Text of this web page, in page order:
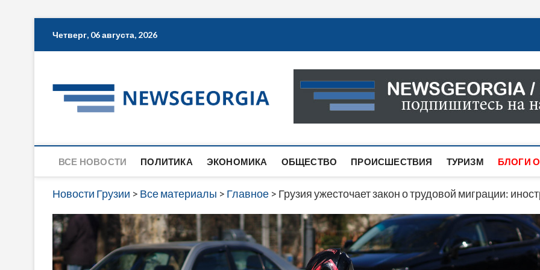
Четверг, 06 августа, 2026
Новости Грузии
САМАЯ АКТУАЛЬНАЯ ИНФОРМАЦИЯ О СОБЫТИЯХ
САЙТЕ ВЫ НАЙДЕТЕ НОВОСТИ ПОЛИТИКИ,
ВСЕ НОВОСТИ ПОЛИТИКА ЭКОНОМИКА ОБЩЕСТВО ПРОИСШЕСТВИЯ ТУРИЗМ БЛОГИ
Новости Грузии > Все материалы > Главное > Грузия ужесточает закон о трудовой миграции: